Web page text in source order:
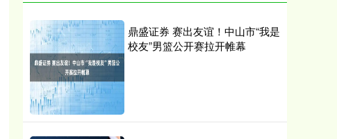
鼎盛证券 赛出友谊！中山市“我是
校友”男篮公开赛拉开帷幕